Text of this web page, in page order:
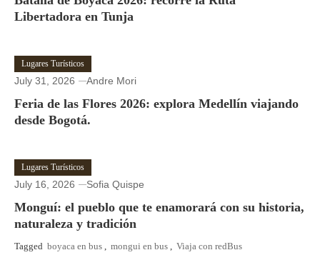
Libertadora en Tunja
Lugares Turísticos
July 31, 2026 Andre Mori
Feria de las Flores 2026: explora Medellín viajando
desde Bogotá.
Lugares Turísticos
July 16, 2026 Sofia Quispe
Monguí: el pueblo que te enamorará con su historia,
naturaleza y tradición
Tagged boyaca en bus , mongui en bus , Viaja con redBus